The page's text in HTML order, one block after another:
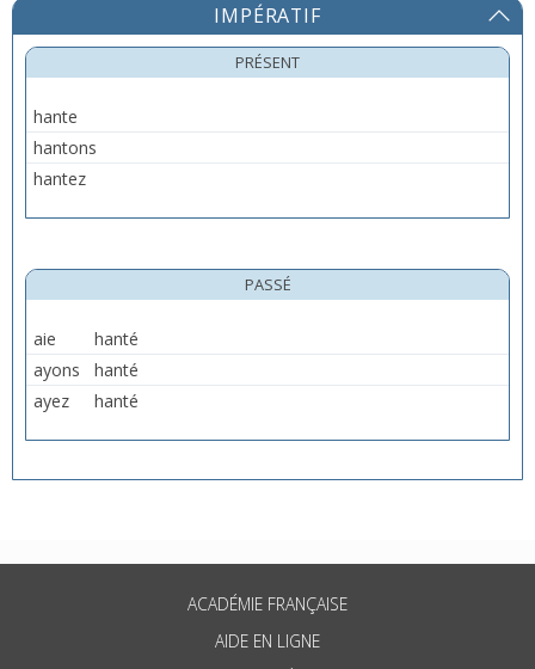
IMPÉRATIF
PRÉSENT
hante
hantons
hantez
PASSÉ
aie
hanté
ayons
hanté
ayez
hanté
ACADÉMIE FRANÇAISE
AIDE EN LIGNE